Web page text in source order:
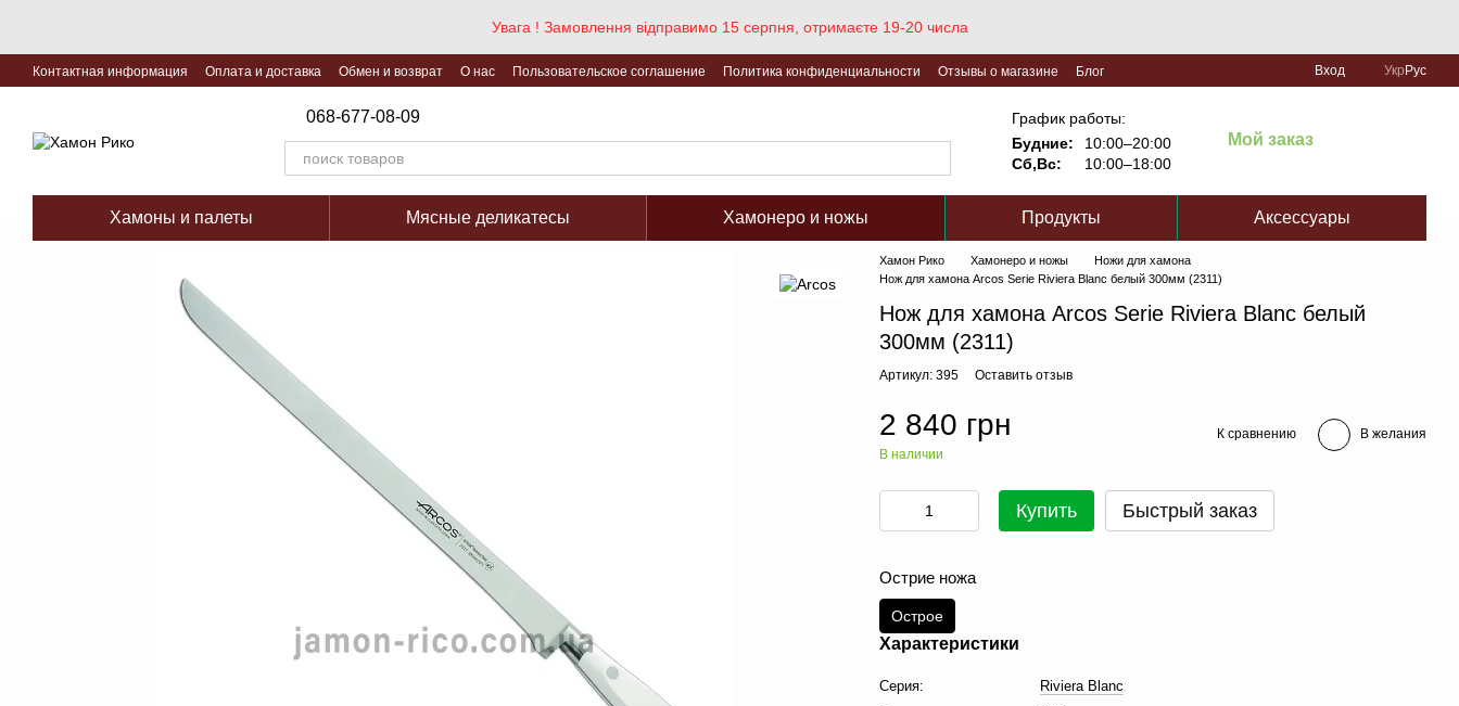
Увага ! Замовлення відправимо 15 серпня, отримаєте 19-20 числа
Контактная информация Оплата и доставка Обмен и возврат О нас Пользовательское соглашение Политика конфиденциальности Отзывы о магазине Блог Вход Укр Рус
068-677-08-09
График работы:
Будние:
10:00–20:00
Сб,Вс:
10:00–18:00
Мой заказ
Хамоны и палеты Мясные деликатесы Хамонеро и ножы Продукты Аксессуары
Хамон Рико Хамонеро и ножы
Ножи для хамона
Нож для хамона Arcos Serie Riviera Blanc белый 300мм (2311)
Нож для хамона Arcos Serie Riviera Blanc белый
300мм (2311)
Артикул: 395 Оставить отзыв
2 840 грн
В наличии
К сравнению В желания
Купить Быстрый заказ
Острие ножа
Острое
Характеристики
Серия:
Riviera Blanc